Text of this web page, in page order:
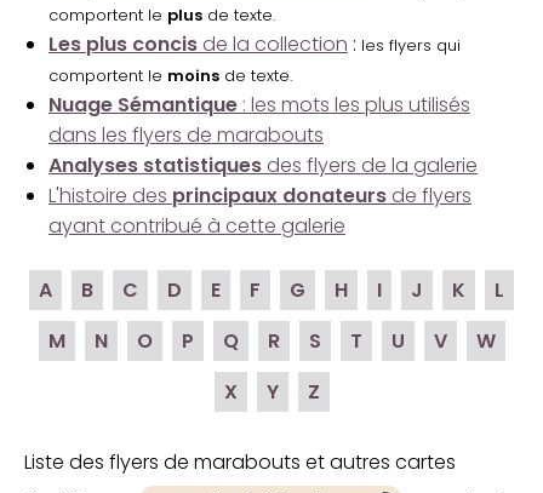
comportent le plus de texte.
Les plus concis de la collection : les flyers qui
comportent le moins de texte.
Nuage Sémantique : les mots les plus utilisés
dans les flyers de marabouts
Analyses statistiques des flyers de la galerie
L'histoire des principaux donateurs de flyers
ayant contribué à cette galerie
A B C D E F G H I J K
L
M
N O P Q R S T U V
W
X
Y Z
Liste des flyers de marabouts et autres cartes